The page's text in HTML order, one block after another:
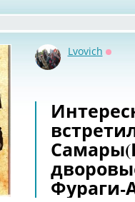
Lvovich
Фураги-